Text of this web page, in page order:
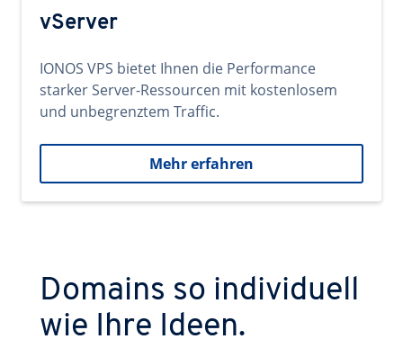
vServer
IONOS VPS bietet Ihnen die Performance
starker Server-Ressourcen mit kostenlosem
und unbegrenztem Traffic.
Mehr erfahren
Domains so individuell
wie Ihre Ideen.